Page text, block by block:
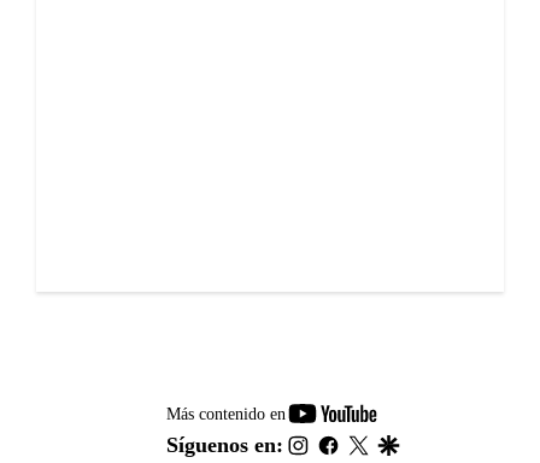
Más contenido en
youtube-
footer
Síguenos en: instagram
facebook
twitter